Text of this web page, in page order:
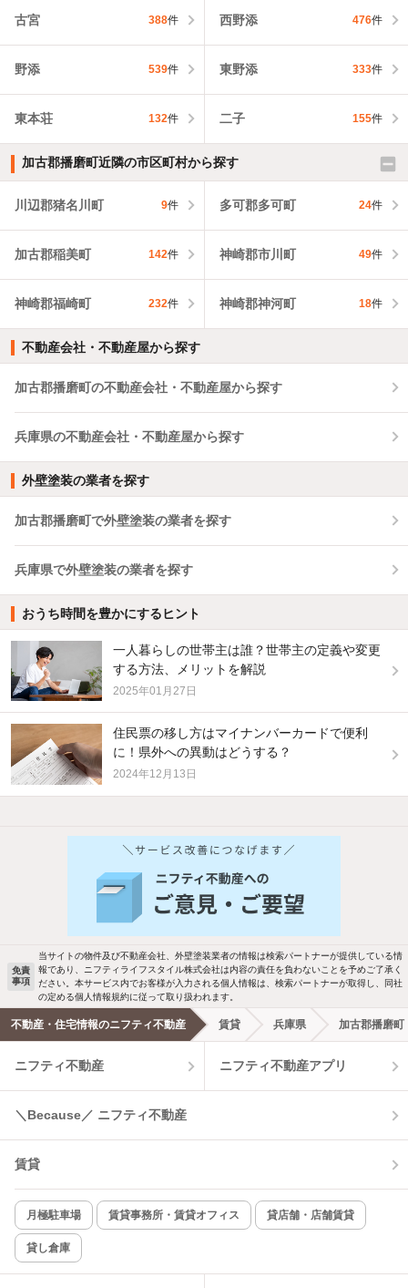
古宮 388件 西野添 476件
野添 539件 東野添 333件
東本荘 132件 二子 155件
加古郡播磨町近隣の市区町村から探す
川辺郡猪名川町 9件 多可郡多可町 24件
加古郡稲美町 142件 神崎郡市川町 49件
神崎郡福崎町 232件 神崎郡神河町 18件
不動産会社・不動産屋から探す
加古郡播磨町の不動産会社・不動産屋から探す
兵庫県の不動産会社・不動産屋から探す
外壁塗装の業者を探す
加古郡播磨町で外壁塗装の業者を探す
兵庫県で外壁塗装の業者を探す
おうち時間を豊かにするヒント
一人暮らしの世帯主は誰？世帯主の定義や変更
する方法、メリットを解説
2025年01月27日
住民票の移し方はマイナンバーカードで便利
に！県外への異動はどうする？
2024年12月13日
他の人はこんな条件で絞り込んでいます！
バス・トイレ別 2階以上
駐車場あり ペット相談
洗濯機置場あり 独立洗面台
エアコンあり 都市ガス
温水洗浄便座 オートロック
コンロ2口以上
新着のみ インターネット無料
該当件数:
物件一覧に反映
免責
事項
当サイトの物件及び不動産会社、外壁塗装業者の情報は検索パートナーが提供している情
報であり、ニフティライフスタイル株式会社は内容の責任を負わないことを予めご了承く
ださい。本サービス内でお客様が入力される個人情報は、検索パートナーが取得し、同社
の定める個人情報規約に従って取り扱われます。
不動産・住宅情報のニフティ不動産 賃貸 兵庫県 加古郡播磨町
ニフティ不動産 ニフティ不動産アプリ
＼Because／ ニフティ不動産
賃貸
月極駐車場 賃貸事務所・賃貸オフィス 貸店舗・店舗賃貸
貸し倉庫